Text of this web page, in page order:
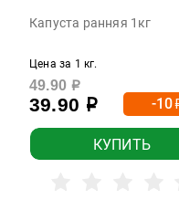
Капуста ранняя 1кг
Цена за 1 кг.
49.90 р
39.90 р -10
КУПИТЬ